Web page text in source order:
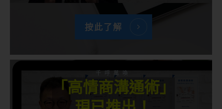
按此了解
千呼萬喚
「高情商溝通術」